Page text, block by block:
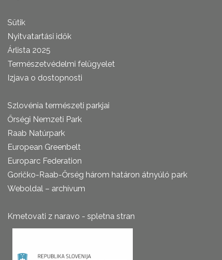
Sütik
Nyitvatartási idők
Árlista 2025
Természetvédelmi felügyelet
Izjava o dostopnosti
Szlovénia természeti parkjai
Őrségi Nemzeti Park
Raab Natúrpark
European Greenbelt
Europarc Federation
Goričko-Raab-Őrség három határon átnyúló park
Weboldal – archívum
Kmetovati z naravo - spletna stran